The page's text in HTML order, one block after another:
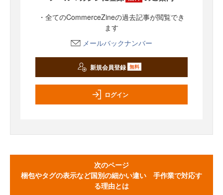
・全てのCommerceZineの過去記事が閲覧でき
ます
メールバックナンバー
新規会員登録 無料
ログイン
次のページ
梱包やタグの表示など国別の細かい違い 手作業で対応す
る理由とは